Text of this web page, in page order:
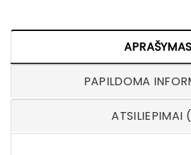
APRAŠYMAS
PAPILDOMA
ATSILIEPIMAI